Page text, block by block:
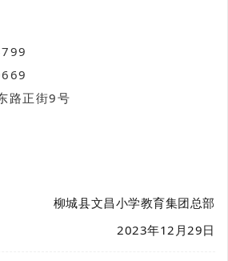
路正街9号
柳城县文昌小学教育集团总部
2023年12月29日